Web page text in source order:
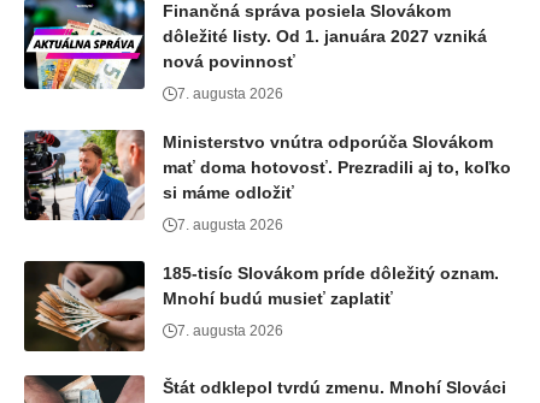
Finančná správa posiela Slovákom
dôležité listy. Od 1. januára 2027 vzniká
nová povinnosť
7. augusta 2026
Ministerstvo vnútra odporúča Slovákom
mať doma hotovosť. Prezradili aj to, koľko
si máme odložiť
7. augusta 2026
185-tisíc Slovákom príde dôležitý oznam.
Mnohí budú musieť zaplatiť
7. augusta 2026
Štát odklepol tvrdú zmenu. Mnohí Slováci